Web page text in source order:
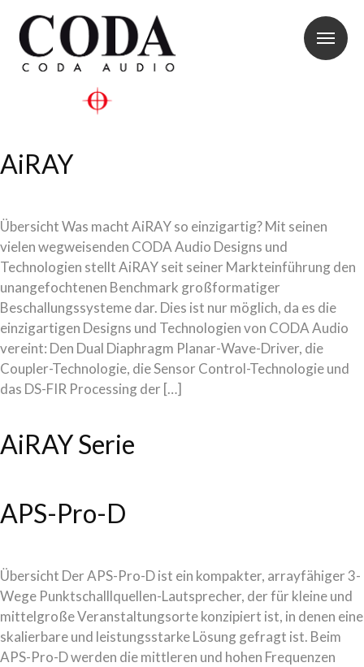
AiRAY
Übersicht Was macht AiRAY so einzigartig? Mit seinen
vielen wegweisenden CODA Audio Designs und
Technologien stellt AiRAY seit seiner Markteinführung den
unangefochtenen Benchmark großformatiger
Beschallungssysteme dar. Dies ist nur möglich, da es die
einzigartigen Designs und Technologien von CODA Audio
vereint: Den Dual Diaphragm Planar-Wave-Driver, die
Coupler-Technologie, die Sensor Control-Technologie und
das DS-FIR Processing der […]
AiRAY Serie
APS-Pro-D
Übersicht Der APS-Pro-D ist ein kompakter, arrayfähiger 3-
Wege Punktschalllquellen-Lautsprecher, der für kleine und
mittelgroße Veranstaltungsorte konzipiert ist, in denen eine
skalierbare und leistungsstarke Lösung gefragt ist. Beim
APS-Pro-D werden die mittleren und hohen Frequenzen